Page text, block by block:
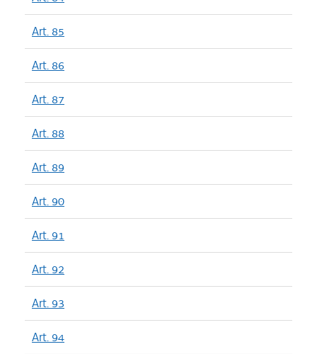
Art. 85
Art. 86
Art. 87
Art. 88
Art. 89
Art. 90
Art. 91
Art. 92
Art. 93
Art. 94